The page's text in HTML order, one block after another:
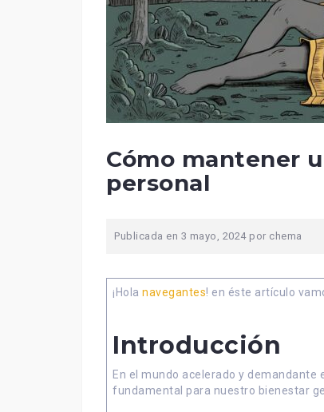
Cómo mantener
personal
Publicada en 3 mayo, 2024por chema
¡Hola navegantes! en éste artículo
Introducción
En el mundo acelerado y
fundamental para nuestro bienestar